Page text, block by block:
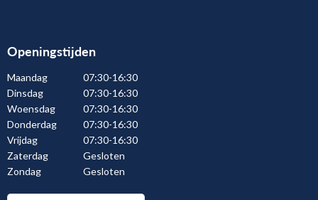
Openingstijden
Maandag
07:30-16:30
Dinsdag
07:30-16:30
Woensdag
07:30-16:30
Donderdag
07:30-16:30
Vrijdag
07:30-16:30
Zaterdag
Gesloten
Zondag
Gesloten